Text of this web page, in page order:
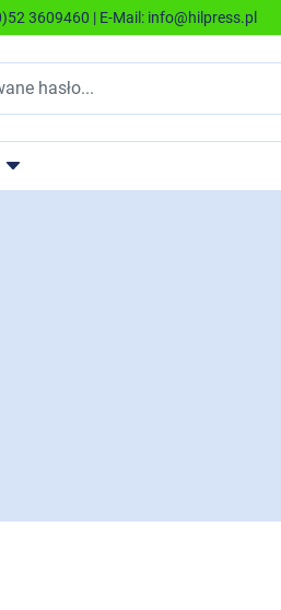
3609460 | E-Mail: info@hilpress.pl